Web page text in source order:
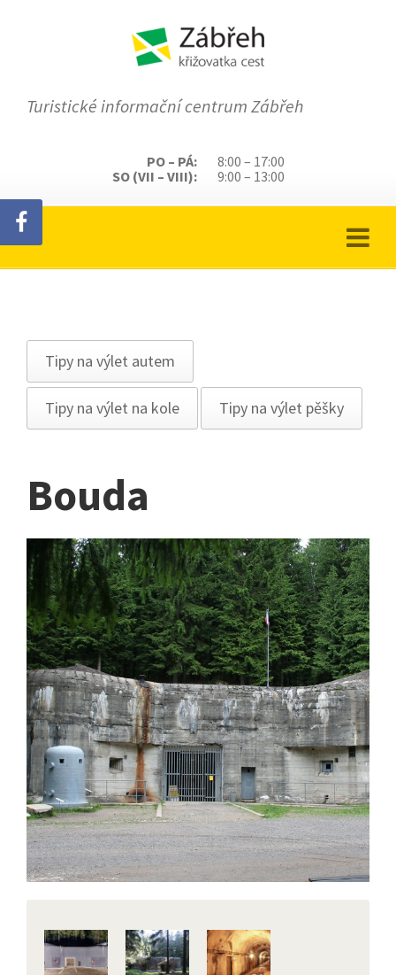
Turistické informační centrum Zábřeh
PO – PÁ:
8:00 – 17:00
SO (VII – VIII):
9:00 – 13:00
Tipy na výlet autem
Tipy na výlet na kole Tipy na výlet pěšky
Bouda